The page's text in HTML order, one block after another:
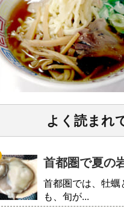
よく読まれ
首都圏で夏の
首都圏では、牡
も、旬が...